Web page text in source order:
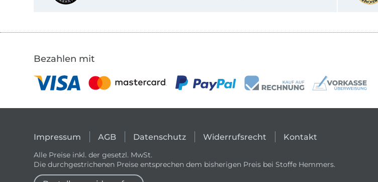
Bezahlen mit
Impressum AGB Datenschutz Widerrufsrecht Kontakt
Alle Preise inkl. der gesetzl. MwSt.
Die durchgestrichenen Preise entsprechen dem bisherigen Preis bei Stoffe Hemmers.